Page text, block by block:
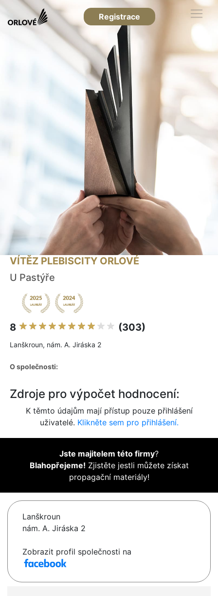
Registrace
VÍTĚZ PLEBISCITY ORLOVÉ
U Pastýře
8 (303)
Lanškroun, nám. A. Jiráska 2
O společnosti:
Zdroje pro výpočet hodnocení:
K těmto údajům mají přístup pouze přihlášení
uživatelé. Klikněte sem pro přihlášení.
Jste majitelem této firmy?
Blahopřejeme! Zjistěte jestli můžete získat
propagační materiály!
Lanškroun
nám. A. Jiráska 2
Zobrazit profil společnosti na